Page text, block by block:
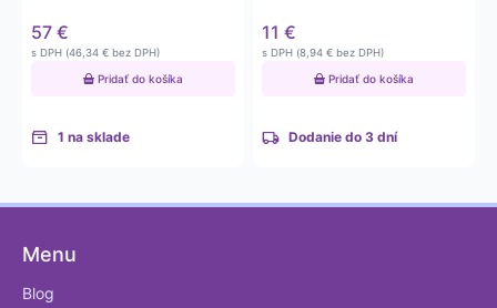
57 €
s DPH (46,34 € bez DPH)
Pridať do košíka
1 na sklade
11 €
s DPH (8,94 € bez DPH)
Pridať do košíka
Dodanie do 3 dní
Menu
Blog